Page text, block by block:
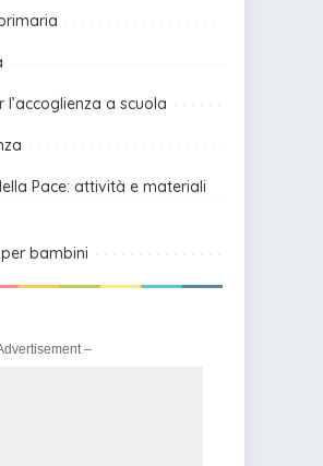
a scuola
Pace: attività e materiali
bambini
–